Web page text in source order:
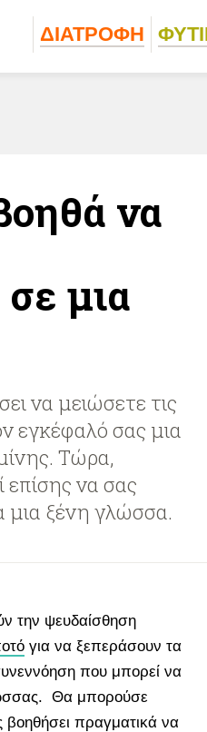
ΔΙΑΤΡΟΦΗ
να
μια
να μειώσετε τις
εγκέφαλό σας μια
Τώρα,
να σας
μια ξένη γλώσσα.
την ψευδαίσθηση
για να ξεπεράσουν τα
που μπορεί να
Θα μπορούσε
πραγματικά να